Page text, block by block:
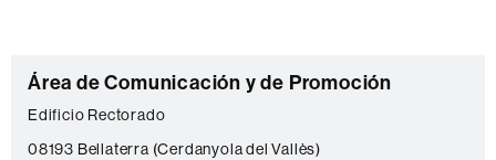
C
o
n
Área de Comunicación y de Promoción
Edificio Rectorado
08193 Bellaterra (Cerdanyola del Vallès)